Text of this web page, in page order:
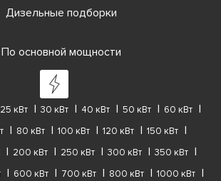
Дизельные подборки
По основной мощности
25 кВт 30 кВт 40 кВт 50 кВт
60 кВт
80 кВт 100 кВт 120 кВт
150 кВт
200 кВт 250 кВт 300 кВт
350 кВт
600 кВт 700 кВт 800 кВт
1000 кВт